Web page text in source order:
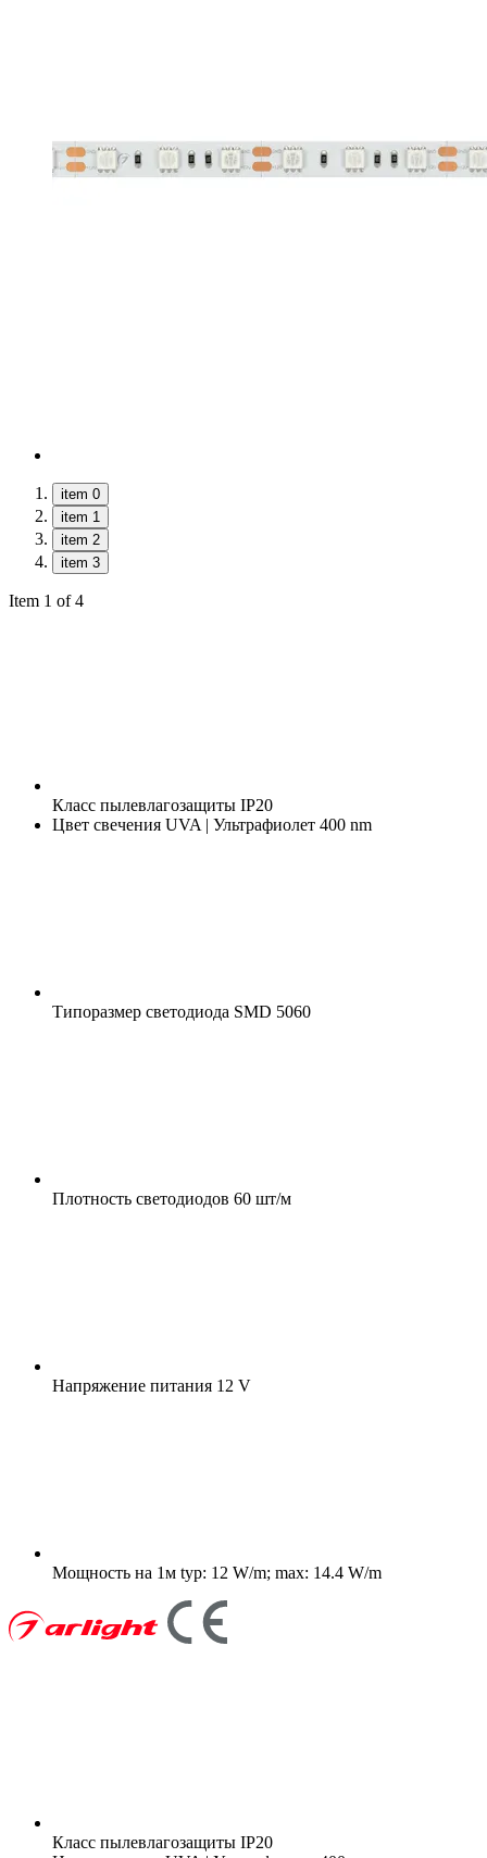
item 0
item 1
item 2
item 3
Item 1 of 4
Класс пылевлагозащиты IP20
Цвет свечения UVA | Ультрафиолет 400 nm
Типоразмер светодиода SMD 5060
Плотность светодиодов 60 шт/м
Напряжение питания 12 V
Мощность на 1м typ: 12 W/m; max: 14.4 W/m
Класс пылевлагозащиты IP20